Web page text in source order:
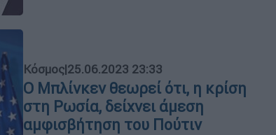
Κόσμος|25.06.2023 23:33
Ο Μπλίνκεν θεωρεί ότι, η κρίση
στη Ρωσία, δείχνει άμεση
αμφισβήτηση του Πούτιν